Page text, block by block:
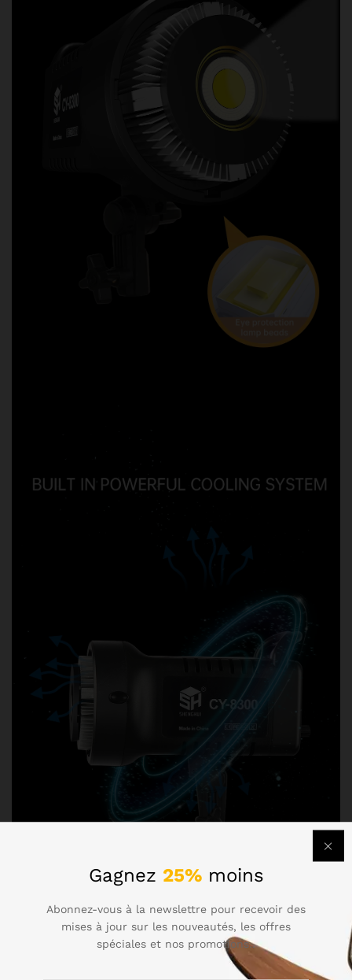
Gagnez 25% moins
Abonnez-vous à la newslettre pour recevoir des
mises à jour sur les nouveautés, les offres
spéciales et nos promotions..